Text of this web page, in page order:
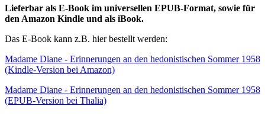
Lieferbar als E-Book im universellen EPUB-Format, sowie für
den Amazon Kindle und als iBook.
Das E-Book kann z.B. hier bestellt werden:
Madame Diane - Erinnerungen an den hedonistischen Sommer 1958
(Kindle-Version bei Amazon)
Madame Diane - Erinnerungen an den hedonistischen Sommer 1958
(EPUB-Version bei Thalia)